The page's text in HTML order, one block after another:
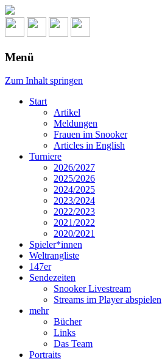
Menü
Zum Inhalt springen
Start
Artikel
Meldungen
Frauen im Snooker
Articles in English
Turniere
2026/2027
2025/2026
2024/2025
2023/2024
2022/2023
2021/2022
2020/2021
Spieler*innen
Weltrangliste
147er
Sendezeiten
Snooker Livestream
Streams im Player abspielen
mehr
Bücher
Links
Das Team
Portraits